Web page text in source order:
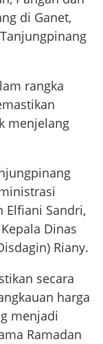
di Ganet,
rangka
menjelang
Elfiani Sandri,
Dinas
Riany.
secara
harga
menjadi
Ramadan